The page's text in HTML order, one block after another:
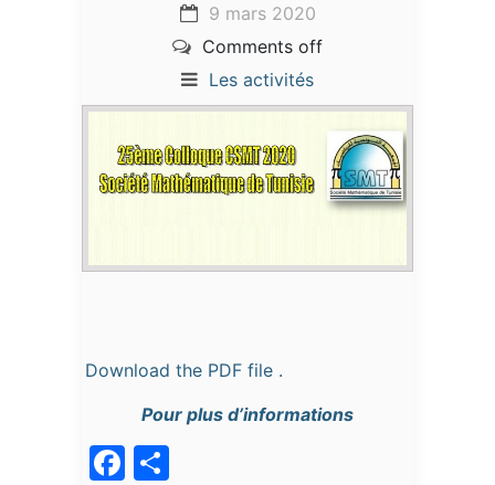
9 mars 2020
Comments off
Les activités
Download the PDF file .
Pour plus d’informations
Facebook